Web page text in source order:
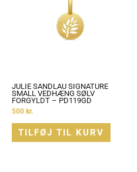
JULIE SANDLAU SIGNATURE
SMALL VEDHÆNG SØLV
FORGYLDT – PD119GD
500 kr.
TILFØJ TIL KURV